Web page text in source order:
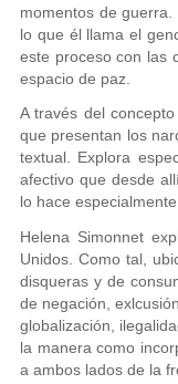
momentos de
lo que él llama el
este proceso con las
espacio de paz.
A través del
que presentan los
textual. Explora
afectivo que desde
lo hace
Helena Simonnet
Unidos. Como tal,
disqueras y de
de negación,
globalización,
la manera como
a ambos lados de la